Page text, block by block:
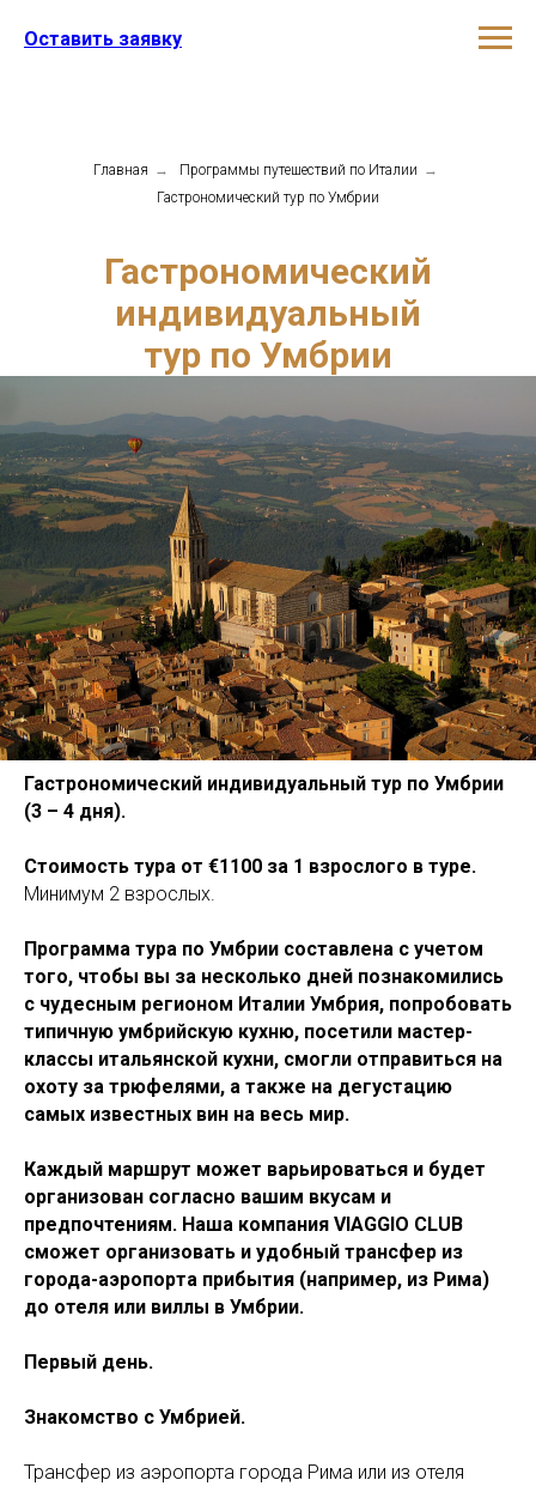
Оставить заявку
Главная → Программы путешествий по Италии →
Гастрономический тур по Умбрии
Гастрономический
индивидуальный
тур по Умбрии
Гастрономический индивидуальный тур по Умбрии
(3 – 4 дня).
Стоимость тура от €1100 за 1 взрослого в туре.
Минимум 2 взрослых.
Программа тура по Умбрии составлена с учетом
того, чтобы вы за несколько дней познакомились
c чудесным регионом Италии Умбрия, попробовать
типичную умбрийскую кухню, посетили мастер-
классы итальянской кухни, смогли отправиться на
охоту за трюфелями, а также на дегустацию
самых известных вин на весь мир.
Каждый маршрут может варьироваться и будет
организован согласно вашим вкусам и
предпочтениям. Наша компания VIAGGIO CLUB
сможет организовать и удобный трансфер из
города-аэропорта прибытия (например, из Рима)
до отеля или виллы в Умбрии.
Первый день.
Знакомство с Умбрией.
Трансфер из аэропорта города Рима или из отеля